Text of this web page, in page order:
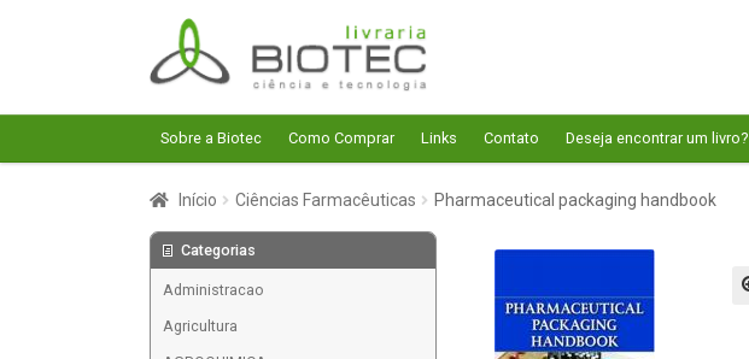
Pular
para
navegação
Pular
para
o
conteúdo
Sobre a Biotec Como Comprar Links Contato Deseja encontrar um livro?
Início Ciências Farmacêuticas Pharmaceutical packaging handbook
Categorias
Administracao
Agricultura